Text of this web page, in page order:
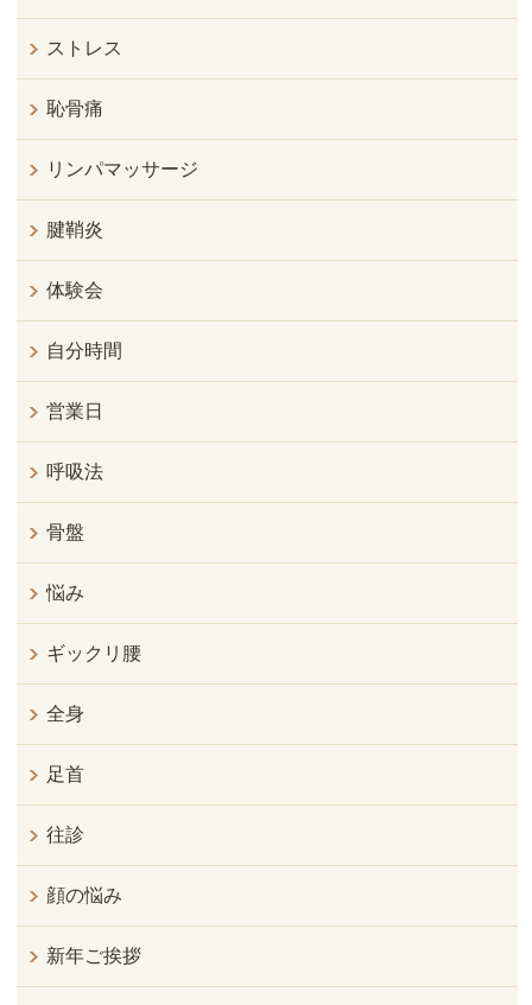
ストレス
恥骨痛
リンパマッサージ
腱鞘炎
体験会
自分時間
営業日
呼吸法
骨盤
悩み
ギックリ腰
全身
足首
往診
顔の悩み
新年ご挨拶